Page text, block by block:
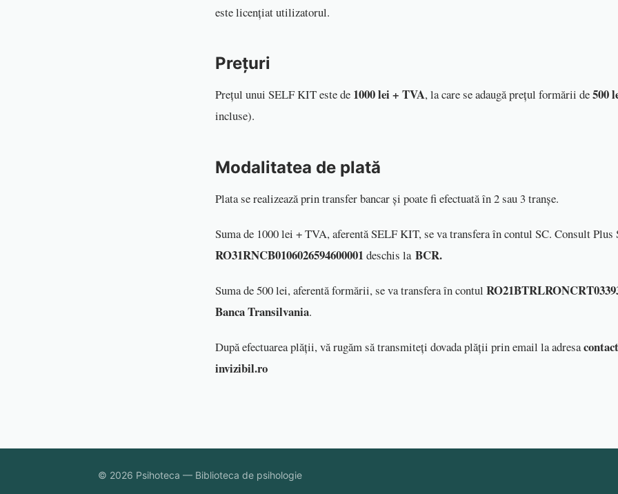
este licențiat utilizatorul.
Prețuri
Prețul unui SELF KIT este de 1000 lei + TVA, la care se adaugă prețul formării de500
incluse).
Modalitatea de plată
Plata se realizează prin transfer bancar și poate fi efectuată în 2 sau 3 tranșe.
Suma de 1000 lei + TVA, aferentă SELF KIT, se va transfera în contul SC. Consult Plus
RO31RNCB0106026594600001deschis laBCR.
Suma de 500 lei, aferentă formării, se va transfera în contul
Banca Transilvania.
După efectuarea plății, vă rugăm să transmiteți dovada plății prin email la adresa
invizibil.ro
© 2026 Psihoteca — Biblioteca de psihologie